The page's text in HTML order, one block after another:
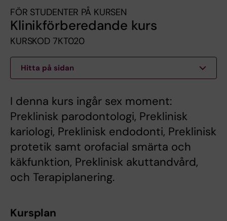
FÖR STUDENTER PÅ KURSEN
Klinikförberedande kurs
KURSKOD 7KT020
Hitta på sidan
I denna kurs ingår sex moment:
Preklinisk parodontologi, Preklinisk
kariologi, Preklinisk endodonti, Preklinisk
protetik samt orofacial smärta och
käkfunktion, Preklinisk akuttandvård,
och Terapiplanering.
Kursplan